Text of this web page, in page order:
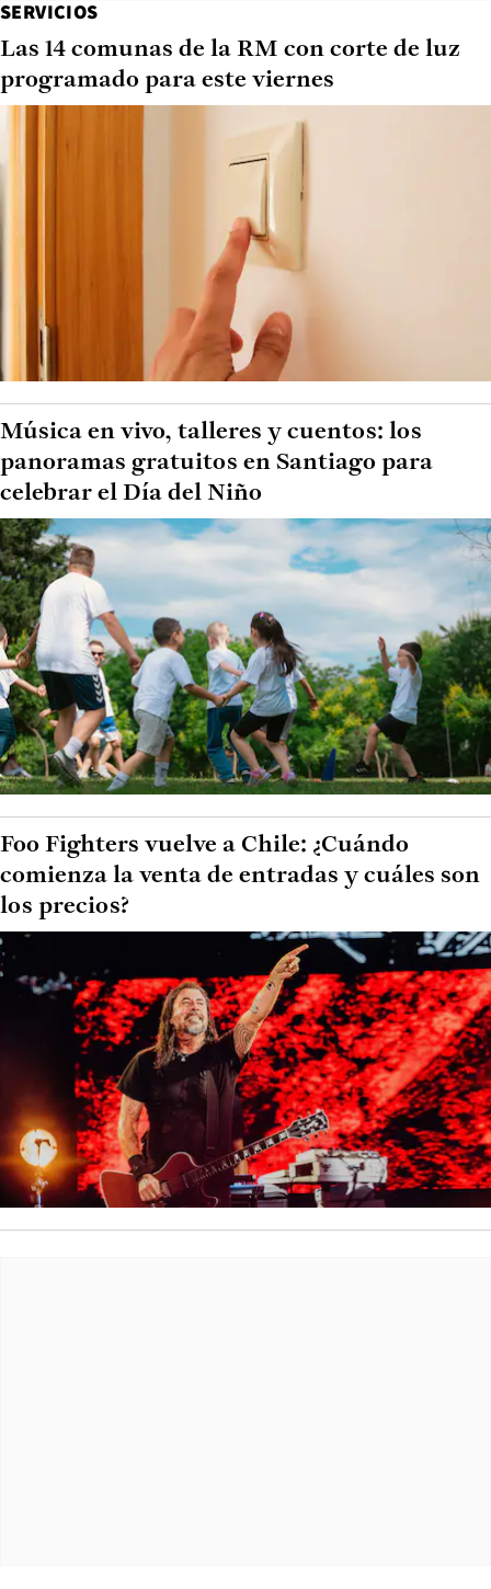
SERVICIOS
Las 14 comunas de la RM con corte de luz
programado para este viernes
Música en vivo, talleres y cuentos: los
panoramas gratuitos en Santiago para
celebrar el Día del Niño
Foo Fighters vuelve a Chile: ¿Cuándo
comienza la venta de entradas y cuáles son
los precios?